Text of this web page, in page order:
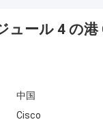
ール 4 の港
中国
Cisco